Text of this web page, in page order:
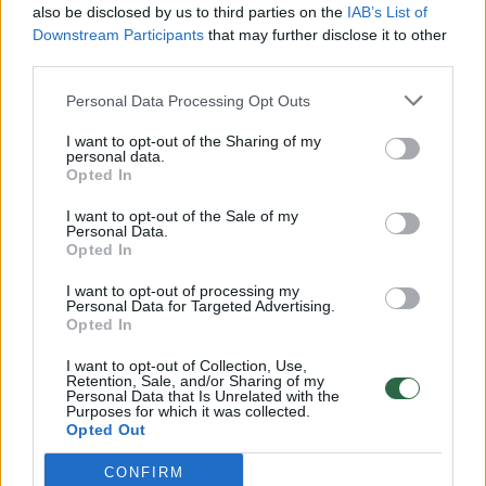
also be disclosed by us to third parties on the IAB’s List of
Downstream Participants that may further disclose it to other
Personal Data Processing Opt Outs
I want to opt-out of the Sharing of my
personal data.
Opted In
I want to opt-out of the Sale of my
Personal Data.
Opted In
I want to opt-out of processing my
Personal Data for Targeted Advertising.
Opted In
I want to opt-out of Collection, Use,
Retention, Sale, and/or Sharing of my
Personal Data that Is Unrelated with the
Purposes for which it was collected.
Opted Out
CONFIRM
Lietuvos diena
00:00:30
Vaizdai iš tragiškos avarijos Vilniaus r.: dviejų moterų ir
Žinios | Lietuvos diena
00:00:59
Nufilmavo, kaip patvino Vilniaus Vakarinis aplinkkelis:
vaizdas pribloškia
Žinios | Lietuvos diena
„Pagarba pirmajai premjerei“: pasidalijo jautriais
prisiminimais apie Kazimierą Prunskienę
Žinios | Lietuvos diena